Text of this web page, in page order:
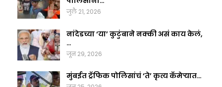
जुलै 21, 2026
नांदेडच्या ‘या’ कुटुंबाने नक्की असं काय केलं,
…
जून 29, 2026
मुंबईत ट्रॅफिक पोलिसांचं ‘ते’ कृत्य कॅमेऱ्यात…